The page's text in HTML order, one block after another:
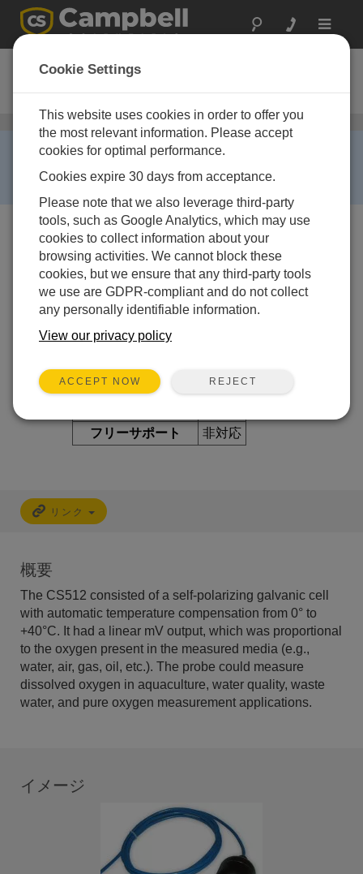
Toggle
CS512
Dissolved Oxygen Sensor
RETIRED ›
This product is no longer available and has been
CS511-L
修理
非対応
フリーサポート
非対応
リンク
概要
The CS512 consisted of a self-polarizing galvanic cell
with automatic temperature compensation from 0° to
+40°C. It had a linear mV output, which was proportional
to the oxygen present in the measured media (e.g.,
water, air, gas, oil, etc.). The probe could measure
dissolved oxygen in aquaculture, water quality, waste
water, and pure oxygen measurement applications.
イメージ
Cookie Settings
This website uses cookies in order to offer you
the most relevant information. Please accept
cookies for optimal performance.
Cookies expire 30 days from acceptance.
Please note that we also leverage third-party
tools, such as Google Analytics, which may use
cookies to collect information about your
browsing activities. We cannot block these
cookies, but we ensure that any third-party tools
we use are GDPR-compliant and do not collect
any personally identifiable information.
View our privacy policy
ACCEPT NOW REJECT